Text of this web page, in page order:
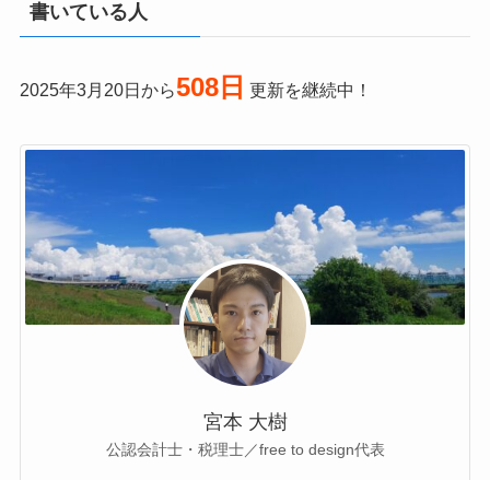
書いている人
2025年3月20日から508日 更新を継続中！
宮本 大樹
公認会計士・税理士／free to design代表